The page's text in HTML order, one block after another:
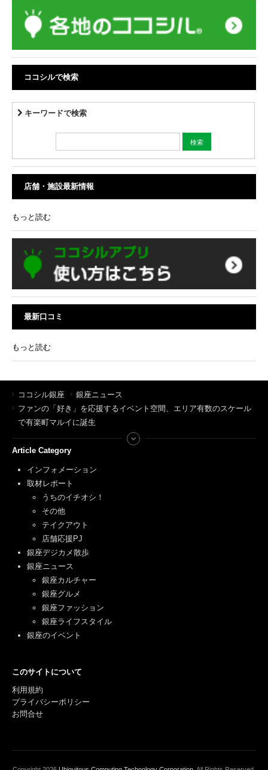
ココシルで検索
キーワードで検索
店舗・施設最新情報
もっと読む
最新口コミ
もっと読む
ココシル銀座
銀座ニュース
ファンの「好き」を応援するイベント空間、エリア有数のスケール
で有楽町マルイに誕生
Article Category
インフォメーション
取材レポート
うちのイチオシ！
その他
テイクアウト
店舗応援PJ
銀座デジカメ散歩
銀座ニュース
銀座カルチャー
銀座グルメ
銀座ファッション
銀座ライフスタイル
銀座のイベント
このサイトについて
利用規約
プライバシーポリシー
お問合せ